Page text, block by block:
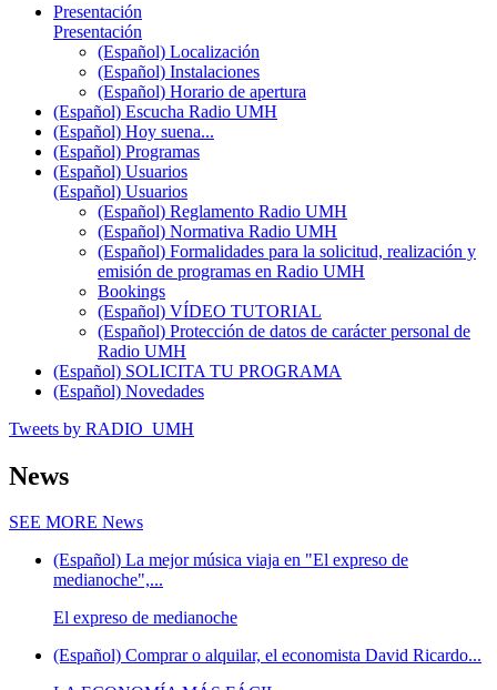
Presentación
Presentación
(Español) Localización
(Español) Instalaciones
(Español) Horario de apertura
(Español) Escucha Radio UMH
(Español) Hoy suena...
(Español) Programas
(Español) Usuarios
(Español) Usuarios
(Español) Reglamento Radio UMH
(Español) Normativa Radio UMH
(Español) Formalidades para la solicitud, realización y
emisión de programas en Radio UMH
Bookings
(Español) VÍDEO TUTORIAL
(Español) Protección de datos de carácter personal de
Radio UMH
(Español) SOLICITA TU PROGRAMA
(Español) Novedades
Tweets by RADIO_UMH
News
SEE MORE News
(Español) La mejor música viaja en "El expreso de
medianoche",...
El expreso de medianoche
(Español) Comprar o alquilar, el economista David Ricardo...